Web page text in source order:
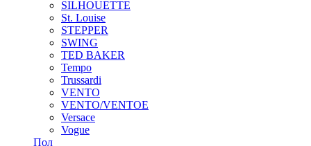
SILHOUETTE
St. Louise
STEPPER
SWING
TED BAKER
Tempo
Trussardi
VENTO
VENTO/VENTOE
Versace
Vogue
Пол